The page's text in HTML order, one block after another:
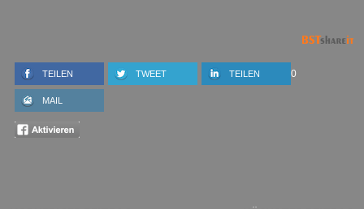
TEILEN TWEET 0
TEILEN
MAIL